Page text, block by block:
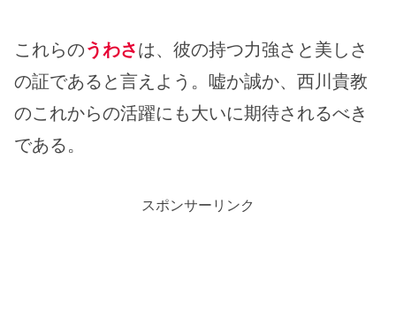
これらのうわさは、彼の持つ力強さと美しさ
の証であると言えよう。嘘か誠か、西川貴教
のこれからの活躍にも大いに期待されるべき
である。
スポンサーリンク